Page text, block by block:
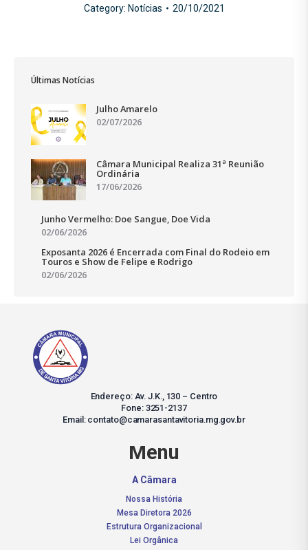
Category: Notícias 20/10/2021
Últimas Notícias
Julho Amarelo
02/07/2026
Câmara Municipal Realiza 31ª Reunião
Ordinária
17/06/2026
Junho Vermelho: Doe Sangue, Doe Vida
02/06/2026
Exposanta 2026 é Encerrada com Final do Rodeio em
Touros e Show de Felipe e Rodrigo
02/06/2026
Endereço: Av. J.K., 130 – Centro
Fone: 3251-2137
Email: contato@camarasantavitoria.mg.gov.br
Menu
A Câmara
Nossa História
Mesa Diretora 2026
Estrutura Organizacional
Lei Orgânica